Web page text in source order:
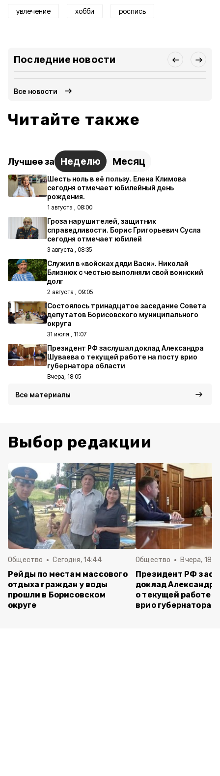
увлечение хобби роспись
Последние новости
Все новости
Читайте также
Лучшее за Неделю Месяц
Шесть ноль в её пользу. Елена Климова
сегодня отмечает юбилейный день
рождения.
1 августа , 08:00
Гроза нарушителей, защитник
справедливости. Борис Григорьевич Сусла
сегодня отмечает юбилей
3 августа , 08:35
Служил в «войсках дяди Васи». Николай
Близнюк с честью выполняли свой воинский
долг
2 августа , 09:05
Состоялось тринадцатое заседание Совета
депутатов Борисовского муниципального
округа
31 июля , 11:07
Президент РФ заслушал доклад Александра
Шуваева о текущей работе на посту врио
губернатора области
Вчера, 18:05
Все материалы
Выбор редакции
Общество Сегодня, 14:44
Рейды по местам массового
отдыха граждан у воды
прошли в Борисовском
округе
Общество Вчера,
Президент РФ
доклад
о текущей работе
врио губернатора